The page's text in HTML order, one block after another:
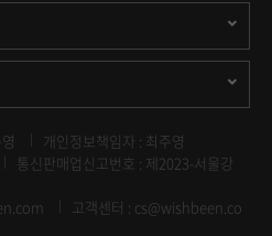
개인정보책임자 : 최주영
통신판매업신고번호 : 제2023-서울강
고객센터 : cs@wishbeen.co